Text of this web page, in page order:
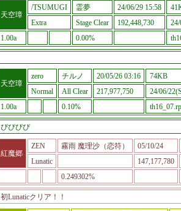
天空璋
/TSUMUGI 霊夢 24/06/29 15:58
Extra
Stage Clear 192,448,730
1.00a
0.00%
天空璋
zero チルノ 20/05/26 03:16
74KB
Normal
All Clear 217,977,750
24/06/
1.00a
0.10%
ぴぴぴぴ
紅魔郷
ZEN 霧雨 魔理沙（恋符）
05/10/24
Lunatic
147,177,780
0.249302%
初Lunaticクリア！！